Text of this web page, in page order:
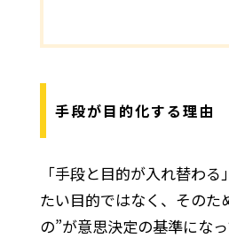
手段が目的化する理由
「手段と目的が入れ替わ
たい目的ではなく、そのた
の”が意思決定の基準にな